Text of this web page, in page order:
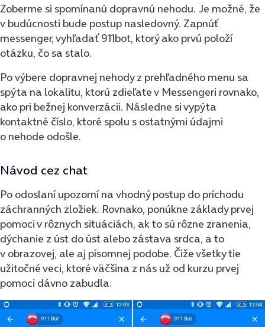
Zoberme si spomínanú dopravnú nehodu. Je možné, že
v budúcnosti bude postup nasledovný. Zapnúť
messenger, vyhľadať 911bot, ktorý ako prvú položí
otázku, čo sa stalo.
Po výbere dopravnej nehody z prehľadného menu sa
spýta na lokalitu, ktorú zdieľate v Messengeri rovnako,
ako pri bežnej konverzácii. Následne si vypýta
kontaktné číslo, ktoré spolu s ostatnými údajmi
o nehode odošle.
Návod cez chat
Po odoslaní upozorní na vhodný postup do príchodu
záchranných zložiek. Rovnako, ponúkne základy prvej
pomoci v rôznych situáciách, ak to sú rôzne zranenia,
dýchanie z úst do úst alebo zástava srdca, a to
v obrazovej, ale aj písomnej podobe. Čiže všetky tie
užitočné veci, ktoré väčšina z nás už od kurzu prvej
pomoci dávno zabudla.